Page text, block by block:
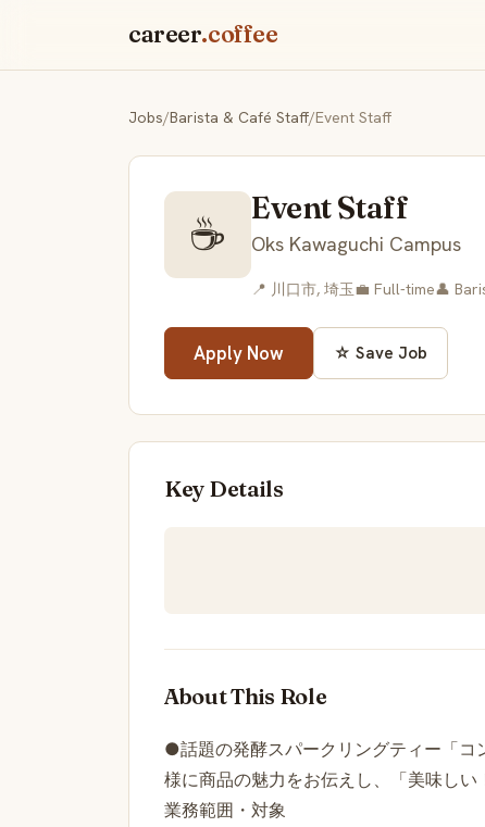
career.coffee
Jobs/Barista & Café Staff/Event Staff
☕ Event Staff
Oks Kawaguchi Campus
📍 川口市, 埼玉💼 Full-time👤
Apply Now ☆ Save Job
Key Details
About This Role
●話題の発酵スパークリングティー「コ
様に商品の魅力をお伝えし、「美味しい
業務範囲・対象